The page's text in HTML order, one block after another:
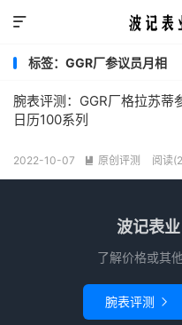

标签：GGR厂参议员月相
腕表评测：GGR厂格拉苏蒂
日历100系列
2022-10-07  原创评测 阅读
波记表
了解价格或其
腕表评测 